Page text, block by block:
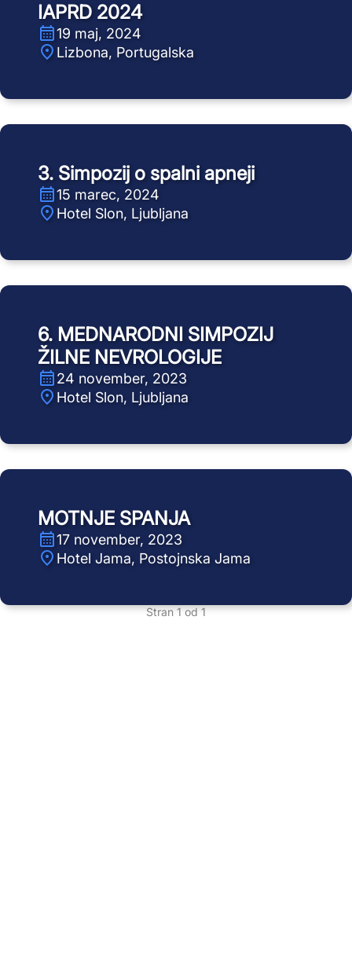
IAPRD 2024
19 maj, 2024
Lizbona, Portugalska
3. Simpozij o spalni apneji
15 marec, 2024
Hotel Slon, Ljubljana
6. MEDNARODNI SIMPOZIJ
ŽILNE NEVROLOGIJE
24 november, 2023
Hotel Slon, Ljubljana
MOTNJE SPANJA
17 november, 2023
Hotel Jama, Postojnska Jama
Stran 1 od 1